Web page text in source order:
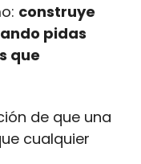
construye
pidas
que
de que una
cualquier